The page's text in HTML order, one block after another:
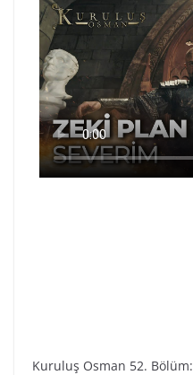
Kuruluş Osman 52. Bölüm: